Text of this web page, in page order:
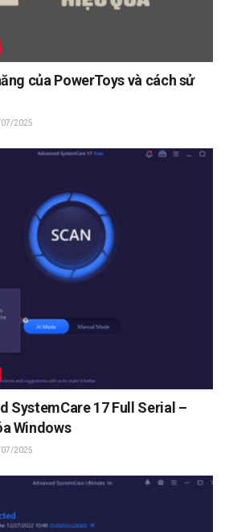
của PowerToys và cách sử
07/2025
SystemCare 17 Full Serial –
Windows
07/2025